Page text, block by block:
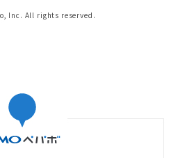
Inc. All rights reserved.